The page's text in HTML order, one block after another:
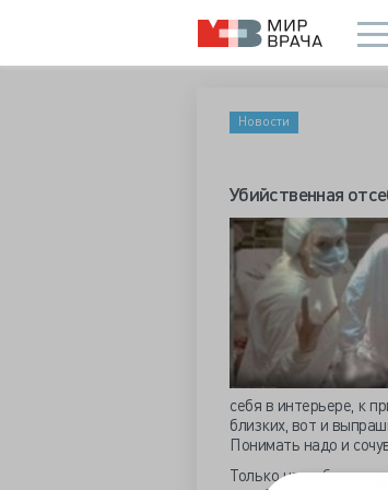
Новости
Убийственная
себя в интерьере, к
близких, вот и
Понимать надо и
Только наш